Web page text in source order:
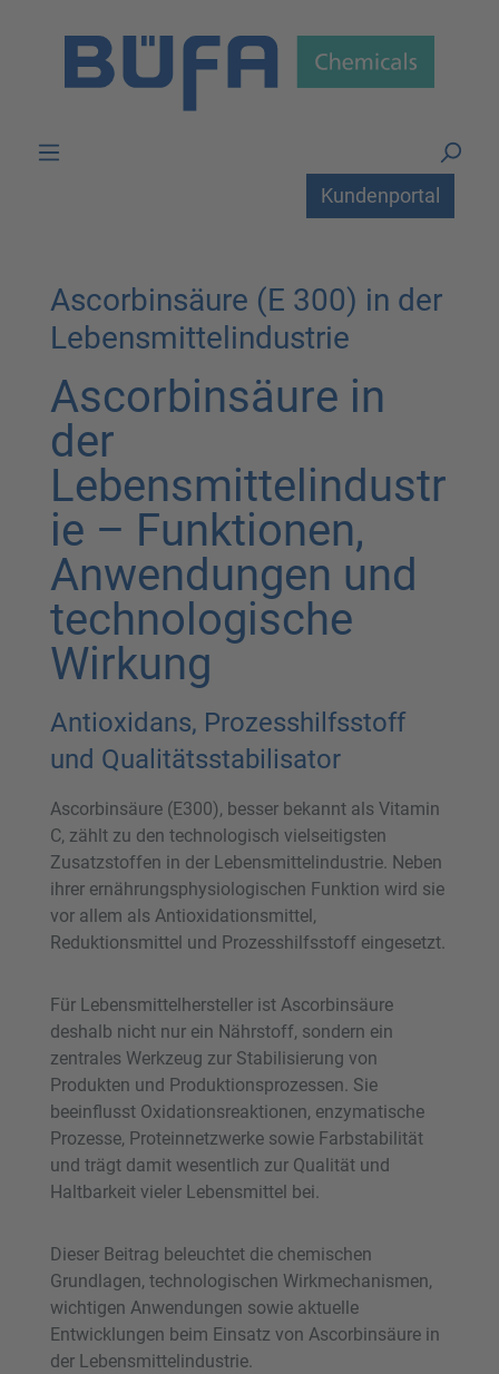
Kundenportal
Ascorbinsäure (E 300) in der
Lebensmittelindustrie
Ascorbinsäure in
der
Lebensmittelindustr
ie – Funktionen,
Anwendungen und
technologische
Wirkung
Antioxidans, Prozesshilfsstoff
und Qualitätsstabilisator
Ascorbinsäure (E300), besser bekannt als Vitamin
C, zählt zu den technologisch vielseitigsten
Zusatzstoffen in der Lebensmittelindustrie. Neben
ihrer ernährungsphysiologischen Funktion wird sie
vor allem als Antioxidationsmittel,
Reduktionsmittel und Prozesshilfsstoff eingesetzt.
Für Lebensmittelhersteller ist Ascorbinsäure
deshalb nicht nur ein Nährstoff, sondern ein
zentrales Werkzeug zur Stabilisierung von
Produkten und Produktionsprozessen. Sie
beeinflusst Oxidationsreaktionen, enzymatische
Prozesse, Proteinnetzwerke sowie Farbstabilität
und trägt damit wesentlich zur Qualität und
Haltbarkeit vieler Lebensmittel bei.
Dieser Beitrag beleuchtet die chemischen
Grundlagen, technologischen Wirkmechanismen,
wichtigen Anwendungen sowie aktuelle
Entwicklungen beim Einsatz von Ascorbinsäure in
der Lebensmittelindustrie.